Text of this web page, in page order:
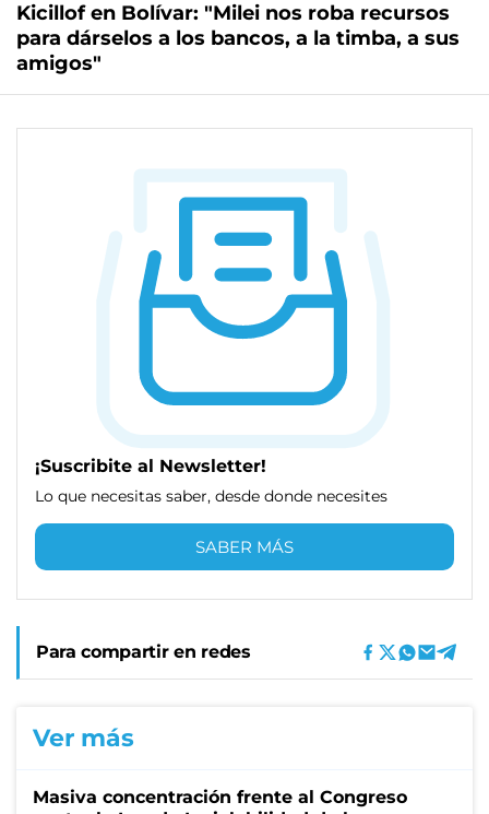
Kicillof en Bolívar: "Milei nos roba recursos
para dárselos a los bancos, a la timba, a sus
amigos"
¡Suscribite al Newsletter!
Lo que necesitas saber, desde donde necesites
SABER MÁS
Para compartir en redes
Ver más
Masiva concentración frente al Congreso